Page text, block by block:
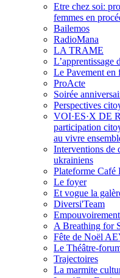
Etre chez soi:
femmes en
Bailemos
RadioMana
LA TRAME
L’apprentissage
Le Pavement en
ProActe
Soirée
Perspectives
VOI·ES·X DE
participation
au vivre
Interventions de
ukrainiens
Plateforme Café
Le foyer
Et vogue la
Diversi'Team
A Breathing for
Fête de Noël
Le Théâtre-
Trajectoires
La marmite